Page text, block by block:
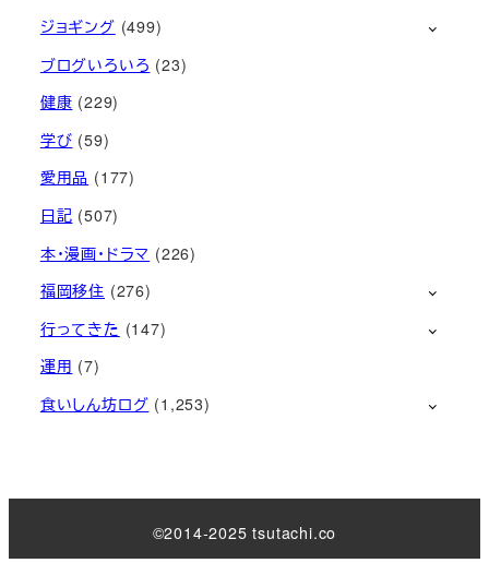
ジョギング (499)
ブログいろいろ (23)
健康 (229)
学び (59)
愛用品 (177)
日記 (507)
本・漫画・ドラマ (226)
福岡移住 (276)
行ってきた (147)
運用 (7)
食いしん坊ログ (1,253)
©2014-2025 tsutachi.co